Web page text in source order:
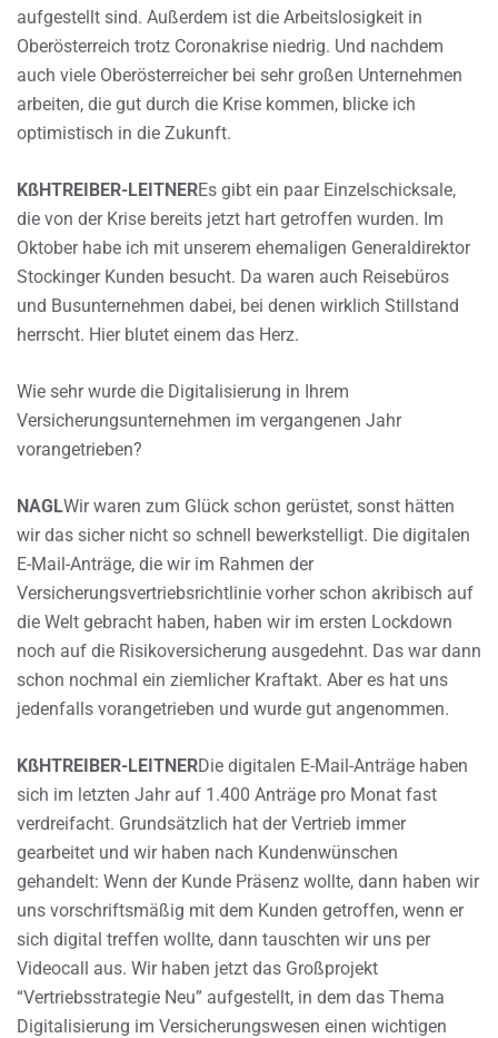
aufgestellt sind. Außerdem ist die Arbeitslosigkeit in
Oberösterreich trotz Coronakrise niedrig. Und nachdem
auch viele Oberösterreicher bei sehr großen Unternehmen
arbeiten, die gut durch die Krise kommen, blicke ich
optimistisch in die Zukunft.
KßHTREIBER-LEITNEREs gibt ein paar Einzelschicksale,
die von der Krise bereits jetzt hart getroffen wurden. Im
Oktober habe ich mit unserem ehemaligen Generaldirektor
Stockinger Kunden besucht. Da waren auch Reisebüros
und Busunternehmen dabei, bei denen wirklich Stillstand
herrscht. Hier blutet einem das Herz.
Wie sehr wurde die Digitalisierung in Ihrem
Versicherungsunternehmen im vergangenen Jahr
vorangetrieben?
NAGLWir waren zum Glück schon gerüstet, sonst hätten
wir das sicher nicht so schnell bewerkstelligt. Die digitalen
E-Mail-Anträge, die wir im Rahmen der
Versicherungsvertriebsrichtlinie vorher schon akribisch auf
die Welt gebracht haben, haben wir im ersten Lockdown
noch auf die Risikoversicherung ausgedehnt. Das war dann
schon nochmal ein ziemlicher Kraftakt. Aber es hat uns
jedenfalls vorangetrieben und wurde gut angenommen.
KßHTREIBER-LEITNERDie digitalen E-Mail-Anträge haben
sich im letzten Jahr auf 1.400 Anträge pro Monat fast
verdreifacht. Grundsätzlich hat der Vertrieb immer
gearbeitet und wir haben nach Kundenwünschen
gehandelt: Wenn der Kunde Präsenz wollte, dann haben wir
uns vorschriftsmäßig mit dem Kunden getroffen, wenn er
sich digital treffen wollte, dann tauschten wir uns per
Videocall aus. Wir haben jetzt das Großprojekt
“Vertriebsstrategie Neu” aufgestellt, in dem das Thema
Digitalisierung im Versicherungswesen einen wichtigen